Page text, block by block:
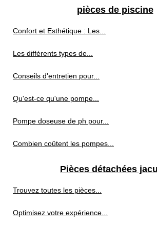
pièces de piscine
Confort et Esthétique : Les...
Les différents types de...
Conseils d'entretien pour...
Qu'est-ce qu'une pompe...
Pompe doseuse de ph pour...
Combien coûtent les pompes...
Pièces détachées
Trouvez toutes les pièces...
Optimisez votre expérience...